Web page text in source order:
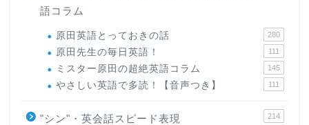
語コラム
原田英語とっておきの話 280
原田先生の毎日英語！ 111
ミスター原田の超絶英語コラム 145
やさしい英語で多読！【音声つき】 111
"シン"・英会話スピード表現 214